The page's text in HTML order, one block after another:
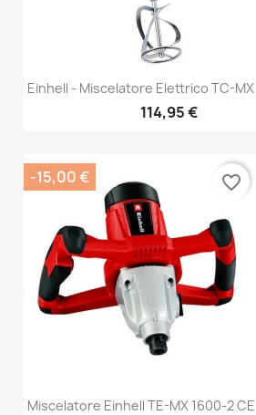
Einhell - Miscelatore Elettrico TC-MX
114,95 €
Miscelatore Einhell TE-MX 1600-2 CE
-15,00 € favorite_border